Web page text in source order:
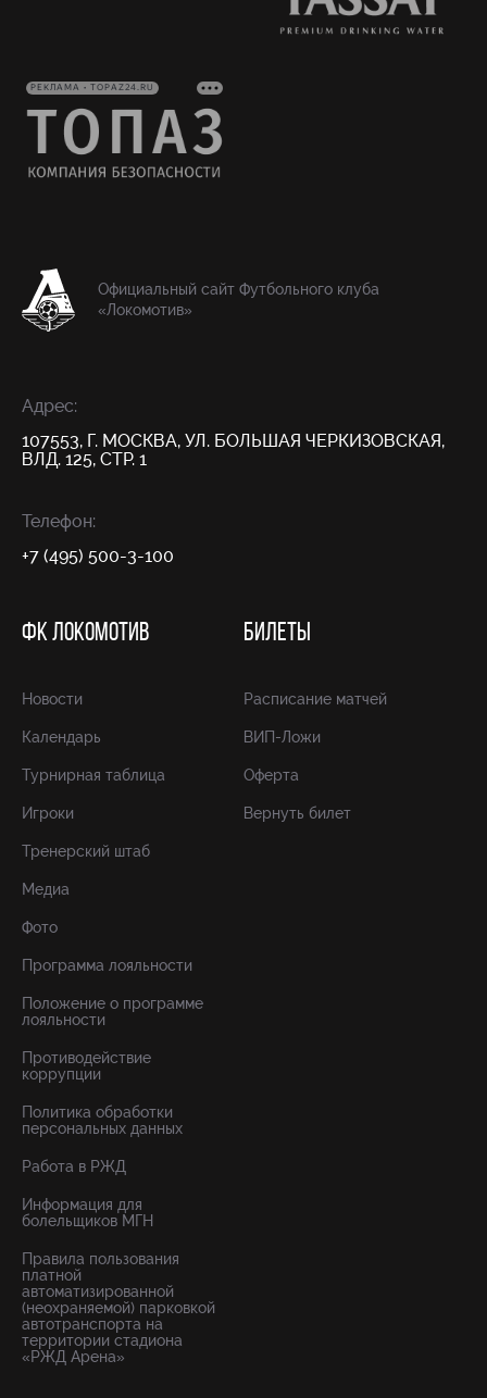
РЕКЛАМА • TOPAZ24.RU
Официальный сайт Футбольного клуба
«Локомотив»
Адрес:
107553, Г. МОСКВА, УЛ. БОЛЬШАЯ ЧЕРКИЗОВСКАЯ,
ВЛД. 125, СТР. 1
Телефон:
+7 (495) 500-3-100
ФК ЛОКОМОТИВ
Новости
Календарь
Турнирная таблица
Игроки
Тренерский штаб
Медиа
Фото
Программа лояльности
Положение о программе
лояльности
Противодействие
коррупции
Политика обработки
персональных данных
Работа в РЖД
Информация для
болельщиков МГН
Правила пользования
платной
автоматизированной
(неохраняемой) парковкой
автотранспорта на
территории стадиона
«РЖД Арена»
БИЛЕТЫ
Расписание матчей
ВИП-Ложи
Оферта
Вернуть билет